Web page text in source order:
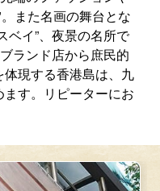
また名画の舞台とな
ベイ”、夜景の名所で
ランド店から庶民的
現する香港島は、九
す。リピーターにお